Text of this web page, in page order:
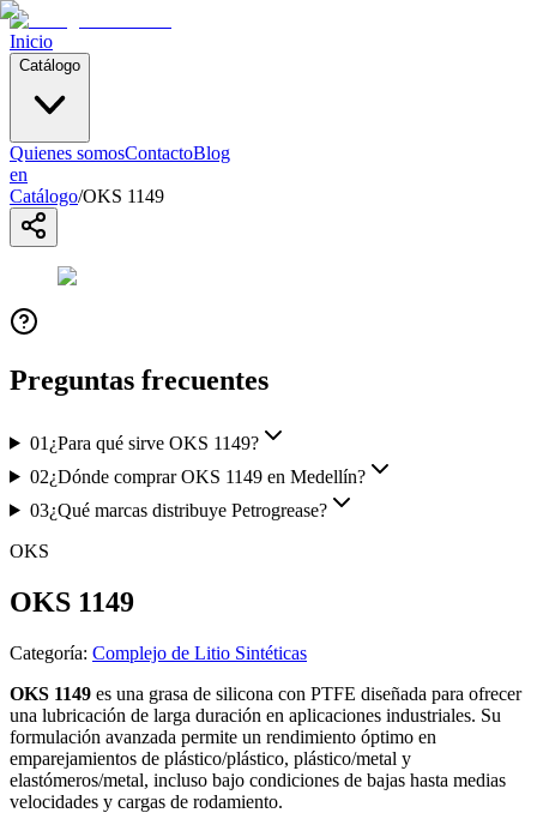
Inicio
Catálogo
Quienes somosContactoBlog
en
Catálogo/OKS 1149
Preguntas frecuentes
01 ¿Para qué sirve OKS 1149?
02¿Dónde comprar OKS 1149 en Medellín?
03¿Qué marcas distribuye Petrogrease?
OKS
OKS 1149
Categoría: Complejo de Litio Sintéticas
OKS 1149 es una grasa de silicona con PTFE diseñada para ofrecer
una lubricación de larga duración en aplicaciones industriales. Su
formulación avanzada permite un rendimiento óptimo en
emparejamientos de plástico/plástico, plástico/metal y
elastómeros/metal, incluso bajo condiciones de bajas hasta medias
velocidades y cargas de rodamiento.